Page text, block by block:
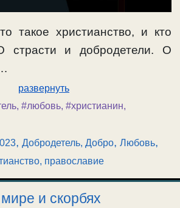
такое христианство, и кто
страсти и добродетели. О
развернуть
, #любовь, #христианин,
,Добродетель, Добро,Любовь,
православие
и скорбях